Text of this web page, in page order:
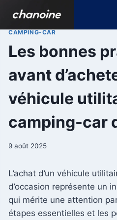
contenu
CAMPING-CAR
Les bonnes
avant
véhicule
camping-car
9 août 2025
L’achat d’un véhicule
d’occasion représente un
qui mérite une attention
étapes essentielles et les